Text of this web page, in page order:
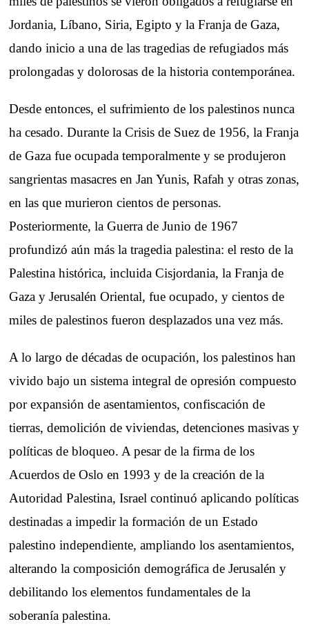
Jordania, Líbano, Siria, Egipto y la Franja de Gaza,
dando inicio a una de las tragedias de refugiados más
prolongadas y dolorosas de la historia contemporánea.
Desde entonces, el sufrimiento de los palestinos nunca
ha cesado. Durante la Crisis de Suez de 1956, la Franja
de Gaza fue ocupada temporalmente y se produjeron
sangrientas masacres en Jan Yunis, Rafah y otras zonas,
en las que murieron cientos de personas.
Posteriormente, la Guerra de Junio de 1967
profundizó aún más la tragedia palestina: el resto de la
Palestina histórica, incluida Cisjordania, la Franja de
Gaza y Jerusalén Oriental, fue ocupado, y cientos de
miles de palestinos fueron desplazados una vez más.
A lo largo de décadas de ocupación, los palestinos han
vivido bajo un sistema integral de opresión compuesto
por expansión de asentamientos, confiscación de
tierras, demolición de viviendas, detenciones masivas y
políticas de bloqueo. A pesar de la firma de los
Acuerdos de Oslo en 1993 y de la creación de la
Autoridad Palestina, Israel continuó aplicando políticas
destinadas a impedir la formación de un Estado
palestino independiente, ampliando los asentamientos,
alterando la composición demográfica de Jerusalén y
debilitando los elementos fundamentales de la
soberanía palestina.